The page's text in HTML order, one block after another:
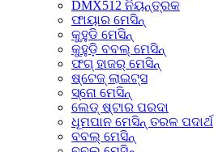
DMX512 ନିୟନ୍ତ୍ରକ
ଫାୟାର ମେସିନ୍
କୁହୁଡି ମେସିନ୍
କୁହୁଡ଼ି ବବଲ୍ ମେସିନ୍
ଫଗ୍ ହାଜର୍ ମେସିନ୍
ଷ୍ଟେଜ୍ ଲାଇଟ୍ସ
ସ୍ନୋ ମେସିନ୍
ଲେଡ୍ ଷ୍ଟାର ପରଦା
ଧୂମପାନ ମେସିନ୍ ତରଳ ପଦାର୍ଥ
ବବଲ୍ ମେସିନ୍